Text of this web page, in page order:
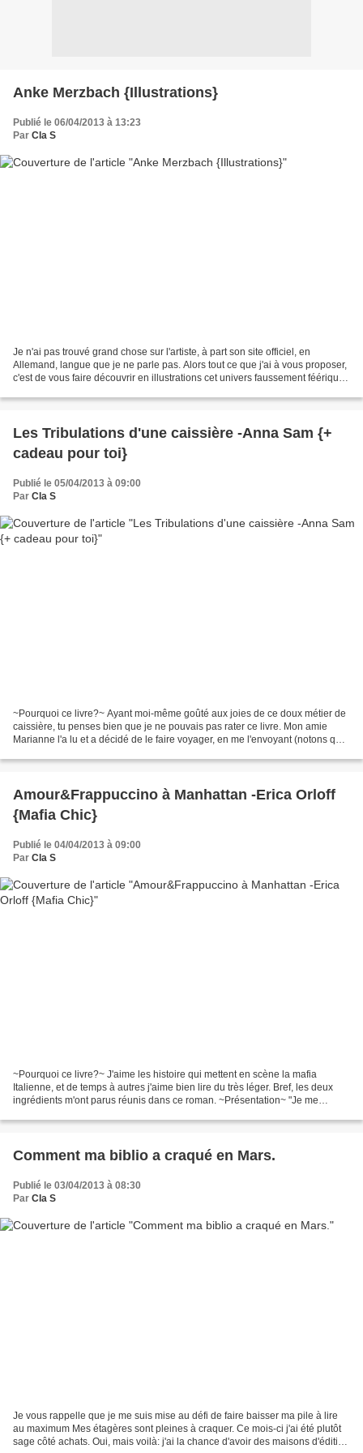
Anke Merzbach {Illustrations}
Publié le 06/04/2013 à 13:23
Par Cla S
Je n'ai pas trouvé grand chose sur l'artiste, à part son site officiel, en
Allemand, langue que je ne parle pas. Alors tout ce que j'ai à vous proposer,
c'est de vous faire découvrir en illustrations cet univers faussement féérique,
Les Tribulations d'une caissière -Anna Sam {+
cadeau pour toi}
Publié le 05/04/2013 à 09:00
Par Cla S
~Pourquoi ce livre?~ Ayant moi-même goûté aux joies de ce doux métier de
caissière, tu penses bien que je ne pouvais pas rater ce livre. Mon amie
Marianne l'a lu et a décidé de le faire voyager, en me l'envoyant (notons que
Amour&Frappuccino à Manhattan -Erica Orloff
{Mafia Chic}
Publié le 04/04/2013 à 09:00
Par Cla S
~Pourquoi ce livre?~ J'aime les histoire qui mettent en scène la mafia
Italienne, et de temps à autres j'aime bien lire du très léger. Bref, les deux
ingrédients m'ont parus réunis dans ce roman. ~Présentation~ "Je me
Comment ma biblio a craqué en Mars.
Publié le 03/04/2013 à 08:30
Par Cla S
Je vous rappelle que je me suis mise au défi de faire baisser ma pile à lire
au maximum Mes étagères sont pleines à craquer. Ce mois-ci j'ai été plutôt
sage côté achats. Oui, mais voilà: j'ai la chance d'avoir des maisons d'édition